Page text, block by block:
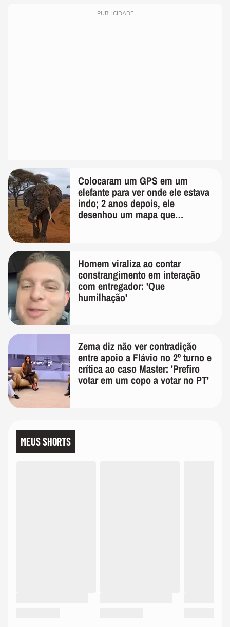
PUBLICIDADE
Colocaram um GPS em um
elefante para ver onde ele estava
indo; 2 anos depois, ele
desenhou um mapa que
Homem viraliza ao contar
constrangimento em interação
com entregador: 'Que
humilhação'
Zema diz não ver contradição
entre apoio a Flávio no 2º turno e
crítica ao caso Master: 'Prefiro
votar em um copo a votar no PT'
MEUS SHORTS